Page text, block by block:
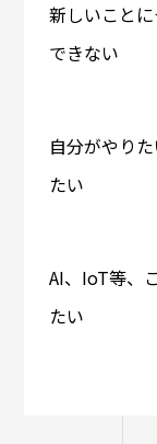
新しいこと
できない
自分がやり
たい
AI、IoT等、
たい